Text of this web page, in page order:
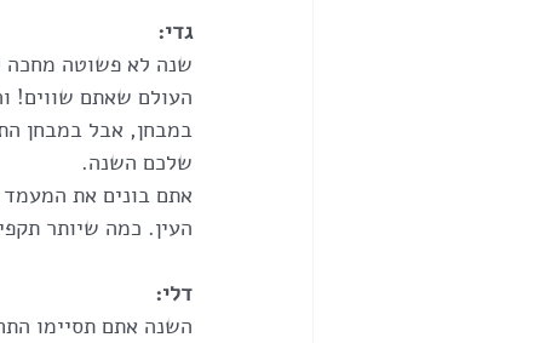
גדי:
שנה לא פשוטה מחכה
העולם שאתם שווים!
במבחן, אבל במבחן
שלכם השנה.
אתם בונים את
העין. כמה שיותר
דלי:
השנה אתם תסיימו